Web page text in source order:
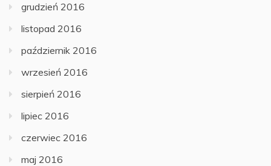
grudzień 2016
listopad 2016
październik 2016
wrzesień 2016
sierpień 2016
lipiec 2016
czerwiec 2016
maj 2016